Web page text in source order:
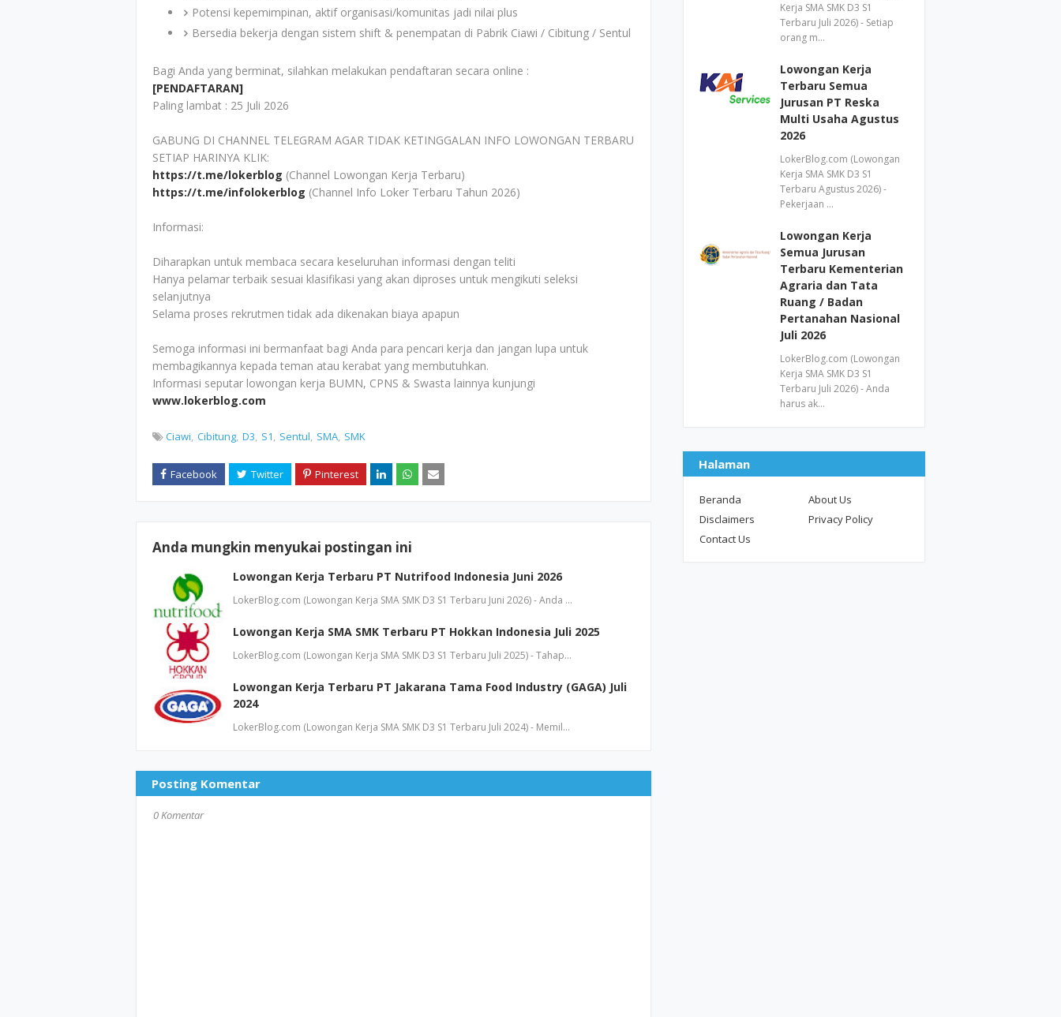
Potensi kepemimpinan, aktif organisasi/komunitas jadi nilai plus
Bersedia bekerja dengan sistem shift & penempatan di Pabrik Ciawi / Cibitung / Sentul
Bagi Anda yang berminat, silahkan melakukan pendaftaran secara online :
[PENDAFTARAN]
Paling lambat : 25 Juli 2026
GABUNG DI CHANNEL TELEGRAM AGAR TIDAK KETINGGALAN INFO LOWONGAN TERBARU
SETIAP HARINYA KLIK:
https://t.me/lokerblog (Channel Lowongan Kerja Terbaru)
https://t.me/infolokerblog (Channel Info Loker Terbaru Tahun 2026)
Informasi:
Diharapkan untuk membaca secara keseluruhan informasi dengan teliti
Hanya pelamar terbaik sesuai klasifikasi yang akan diproses untuk mengikuti seleksi
selanjutnya
Selama proses rekrutmen tidak ada dikenakan biaya apapun
Semoga informasi ini bermanfaat bagi Anda para pencari kerja dan jangan lupa untuk
membagikannya kepada teman atau kerabat yang membutuhkan.
Informasi seputar lowongan kerja BUMN, CPNS & Swasta lainnya kunjungi
www.lokerblog.com
Ciawi Cibitung D3 S1 Sentul SMA SMK
Anda mungkin menyukai postingan ini
Lowongan Kerja Terbaru PT Nutrifood Indonesia Juni 2026
LokerBlog.com (Lowongan Kerja SMA SMK D3 S1 Terbaru Juni 2026) - Anda …
Lowongan Kerja SMA SMK Terbaru PT Hokkan Indonesia Juli 2025
LokerBlog.com (Lowongan Kerja SMA SMK D3 S1 Terbaru Juli 2025) - Tahap…
Lowongan Kerja Terbaru PT Jakarana Tama Food Industry (GAGA) Juli
2024
LokerBlog.com (Lowongan Kerja SMA SMK D3 S1 Terbaru Juli 2024) - Memil…
Posting Komentar
0 Komentar
Kerja SMA SMK D3 S1
Terbaru Juli 2026) - Setiap
orang m…
Lowongan Kerja
Terbaru Semua
Jurusan PT Reska
Multi Usaha Agustus
2026
LokerBlog.com (Lowongan
Kerja SMA SMK D3 S1
Terbaru Agustus 2026) -
Pekerjaan …
Lowongan Kerja
Semua Jurusan
Terbaru Kementerian
Agraria dan Tata
Ruang / Badan
Pertanahan Nasional
Juli 2026
LokerBlog.com (Lowongan
Kerja SMA SMK D3 S1
Terbaru Juli 2026) - Anda
harus ak…
Halaman
Beranda
About Us
Disclaimers
Privacy Policy
Contact Us